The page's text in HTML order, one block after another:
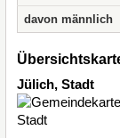
davon männlich
Jülich, Stadt